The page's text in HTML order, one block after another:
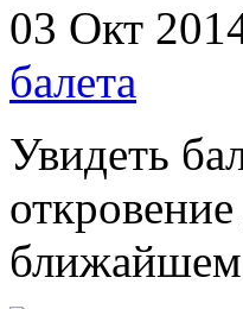
03 Окт
балета
Увидеть